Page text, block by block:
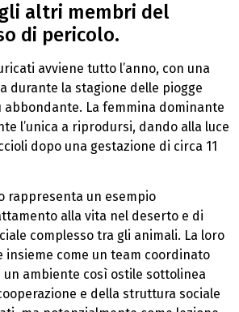
altri membri del
di pericolo.
avviene tutto l’anno, con una
durante la stagione delle piogge
abbondante. La femmina dominante
l’unica a riprodursi, dando alla luce
dopo una gestazione di circa 11
rappresenta un esempio
alla vita nel deserto e di
complesso tra gli animali. La loro
insieme come un team coordinato
un ambiente così ostile sottolinea
e della struttura sociale